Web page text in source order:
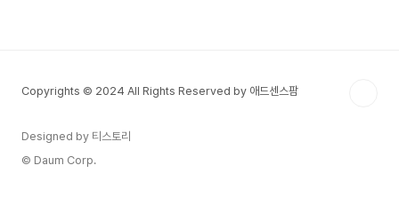
Copyrights © 2024 All Rights Reserved by 애드센스팜
Designed by 티스토리
© Daum Corp.